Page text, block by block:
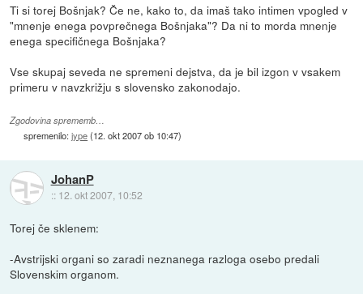
Ti si torej Bošnjak? Če ne, kako to, da imaš tako intimen vpogled v
"mnenje enega povprečnega Bošnjaka"? Da ni to morda mnenje
enega specifičnega Bošnjaka?
Vse skupaj seveda ne spremeni dejstva, da je bil izgon v vsakem
primeru v navzkrižju s slovensko zakonodajo.
Zgodovina sprememb…
spremenilo:jype(12. okt 2007 ob 10:47)
JohanP
:: 12. okt 2007, 10:52
Torej če sklenem:
-Avstrijski organi so zaradi neznanega razloga osebo predali
Slovenskim organom.